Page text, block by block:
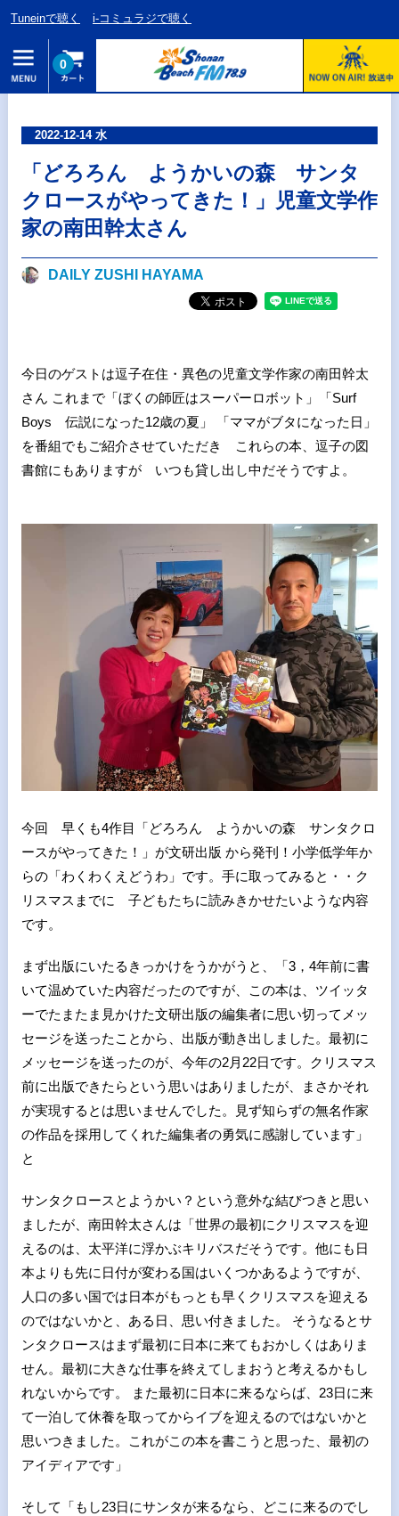
Tuneinで聴く i-コミュラジで聴く
0
2022-12-14 水
「どろろん ようかいの森 サンタ
クロースがやってきた！」児童文学作
家の南田幹太さん
DAILY ZUSHI HAYAMA
今日のゲストは逗子在住・異色の児童文学作家の南田幹太
さん これまで「ぼくの師匠はスーパーロボット」「Surf
Boys 伝説になった12歳の夏」 「ママがブタになった日」
を番組でもご紹介させていただき これらの本、逗子の図
書館にもありますが いつも貸し出し中だそうですよ。
今回 早くも4作目「どろろん ようかいの森 サンタクロ
ースがやってきた！」が文研出版 から発刊！小学低学年か
らの「わくわくえどうわ」です。手に取ってみると・・ク
リスマスまでに 子どもたちに読みきかせたいような内容
です。
まず出版にいたるきっかけをうかがうと、「3，4年前に書
いて温めていた内容だったのですが、この本は、ツイッタ
ーでたまたま見かけた文研出版の編集者に思い切ってメッ
セージを送ったことから、出版が動き出しました。最初に
メッセージを送ったのが、今年の2月22日です。クリスマス
前に出版できたらという思いはありましたが、まさかそれ
が実現するとは思いませんでした。見ず知らずの無名作家
の作品を採用してくれた編集者の勇気に感謝しています」
と
サンタクロースとようかい？という意外な結びつきと思い
ましたが、南田幹太さんは「世界の最初にクリスマスを迎
えるのは、太平洋に浮かぶキリバスだそうです。他にも日
本よりも先に日付が変わる国はいくつかあるようですが、
人口の多い国では日本がもっとも早くクリスマスを迎える
のではないかと、ある日、思い付きました。 そうなるとサ
ンタクロースはまず最初に日本に来てもおかしくはありま
せん。最初に大きな仕事を終えてしまおうと考えるかもし
れないからです。 また最初に日本に来るならば、23日に来
て一泊して休養を取ってからイブを迎えるのではないかと
思いつきました。これがこの本を書こうと思った、最初の
アイディアです」
そして「もし23日にサンタが来るなら、どこに来るのでし